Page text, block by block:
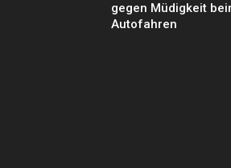
gegen Müdigkeit
Autofahren